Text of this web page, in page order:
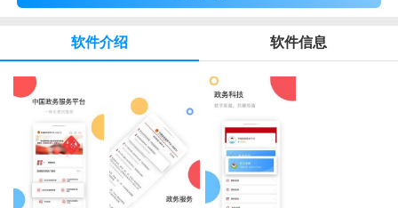
软件介绍 软件信息